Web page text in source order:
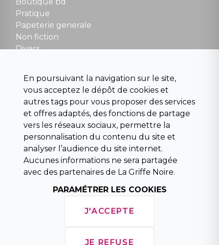
NOUS CONTACTER
contact@la-griffe-noire.com
Boutique bd
Pratique
Papeterie generale
Non fiction
Divers
Para scolaire
Histoire
Pochoteque
Pleiade
INFORMATIONS
Droit de rétractation
Conditions générales de vente
Mentions légales
Horaires d'ouverture
En poursuivant la navigation sur le site,
vous acceptez le dépôt de cookies et
autres tags pour vous proposer des services
et offres adaptés, des fonctions de partage
vers les réseaux sociaux, permettre la
personnalisation du contenu du site et
analyser l’audience du site internet.
Aucunes informations ne sera partagée
avec des partenaires de La Griffe Noire.
PARAMÉTRER LES COOKIES
J'ACCEPTE
JE REFUSE